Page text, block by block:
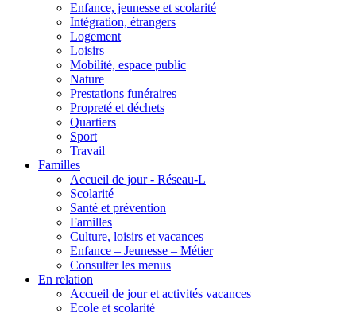
Enfance, jeunesse et scolarité
Intégration, étrangers
Logement
Loisirs
Mobilité, espace public
Nature
Prestations funéraires
Propreté et déchets
Quartiers
Sport
Travail
Familles
Accueil de jour - Réseau-L
Scolarité
Santé et prévention
Familles
Culture, loisirs et vacances
Enfance – Jeunesse – Métier
Consulter les menus
En relation
Accueil de jour et activités vacances
Ecole et scolarité